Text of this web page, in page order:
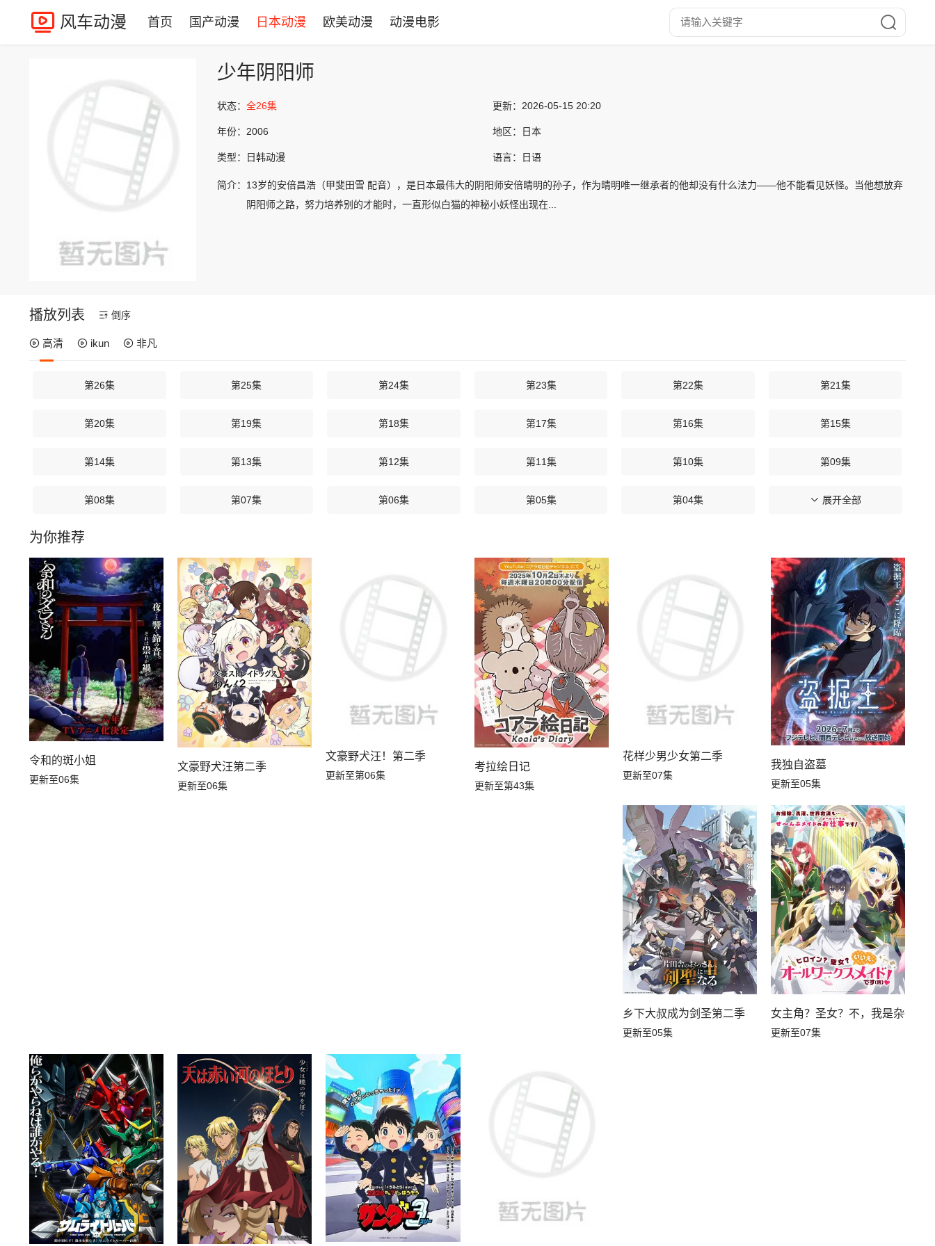
风车动漫 首页 国产动漫 日本动漫 欧美动漫 动漫电影
少年阴阳师
状态： 全26集 更新： 2026-05-15 20:20
年份： 2006 地区： 日本
类型： 日韩动漫 语言： 日语
简介： 13岁的安倍昌浩（甲斐田雪 配音），是日本最伟大的阴阳师安倍晴明的孙子，作为晴明唯一继承者的他却没有什么法力——他不能看见妖怪。当他想放弃
阴阳师之路，努力培养别的才能时，一直形似白猫的神秘小妖怪出现在...
播放列表 倒序
高清 ikun 非凡
第26集 第25集 第24集 第23集 第22集 第21集
第20集 第19集 第18集 第17集 第16集 第15集
第14集 第13集 第12集 第11集 第10集 第09集
第08集 第07集 第06集 第05集 第04集 第03集
第02集
展开全部
为你推荐
令和的斑小姐
更新至06集
文豪野犬汪第二季
更新至06集
文豪野犬汪！第二季
更新至第06集
考拉绘日记
更新至第43集
花样少男少女第二季
更新至07集
我独自盗墓
更新至05集
乡下大叔成为剑圣第二季
更新至05集
女主角？圣女？不，我是杂役女
更新至07集